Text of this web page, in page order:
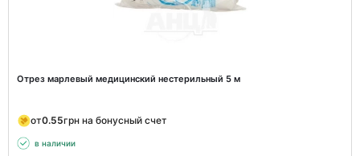
Отрез марлевый медицинский нестерильный 5 м
от0.55грн на бонусный счет
в наличии